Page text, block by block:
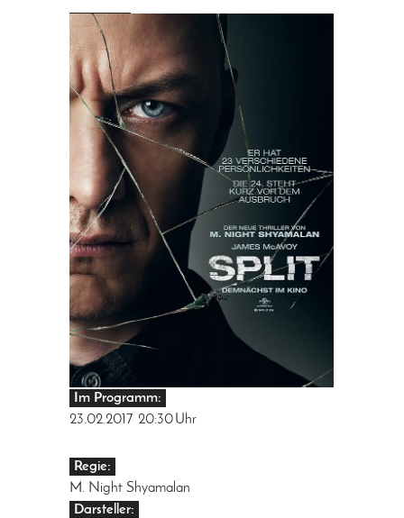
Im Programm:
23.02.2017 20:30Uhr
Regie:
M. Night Shyamalan
Darsteller: